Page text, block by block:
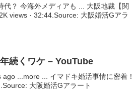
代？ 今海外メディアも ... 大阪地裁【関
views · 32:44.Source: 大阪婚活Gアラ
続くワケ – YouTube
...more ... イマドキ婚活事情に密着！
大阪婚活Gアラート